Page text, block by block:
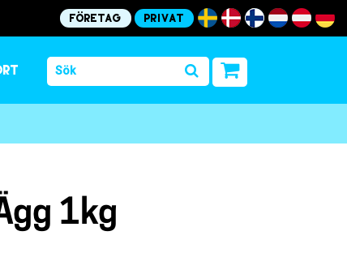
Företag Privat
1kg